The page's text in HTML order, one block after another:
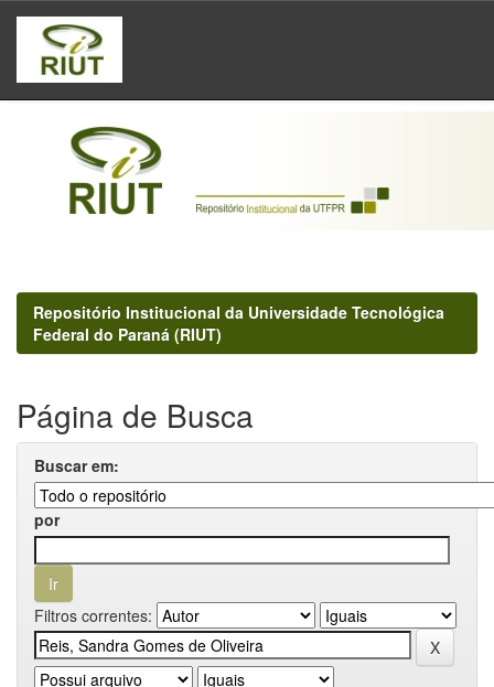
Skip
navigation
Repositório Institucional da Universidade Tecnológica
Federal do Paraná (RIUT)
Página de Busca
Buscar em:
por
Filtros correntes: